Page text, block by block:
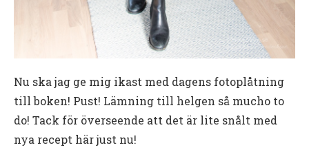
Nu ska jag ge mig ikast med dagens fotoplåtning
till boken! Pust! Lämning till helgen så mucho to
do! Tack för överseende att det är lite snålt med
nya recept här just nu!